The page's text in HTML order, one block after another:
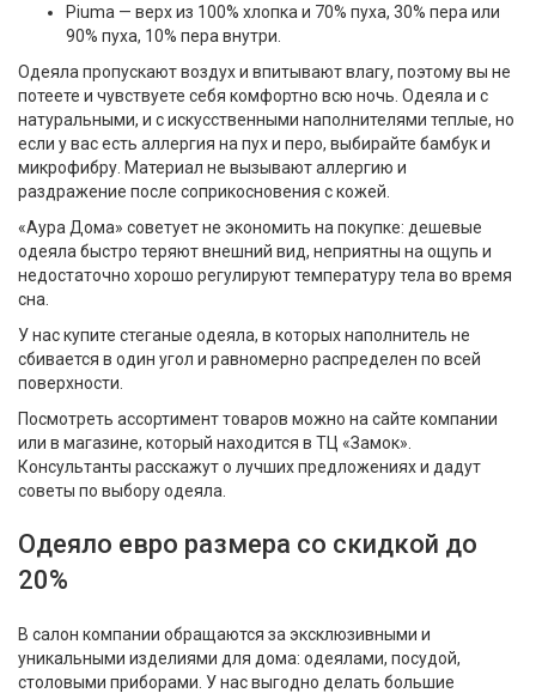
Piuma — верх из 100% хлопка и 70% пуха, 30% пера или
90% пуха, 10% пера внутри.
Одеяла пропускают воздух и впитывают влагу, поэтому вы не
потеете и чувствуете себя комфортно всю ночь. Одеяла и с
натуральными, и с искусственными наполнителями теплые, но
если у вас есть аллергия на пух и перо, выбирайте бамбук и
микрофибру. Материал не вызывают аллергию и
раздражение после соприкосновения с кожей.
«Аура Дома» советует не экономить на покупке: дешевые
одеяла быстро теряют внешний вид, неприятны на ощупь и
недостаточно хорошо регулируют температуру тела во время
сна.
У нас купите стеганые одеяла, в которых наполнитель не
сбивается в один угол и равномерно распределен по всей
поверхности.
Посмотреть ассортимент товаров можно на сайте компании
или в магазине, который находится в ТЦ «Замок».
Консультанты расскажут о лучших предложениях и дадут
советы по выбору одеяла.
Одеяло евро размера со скидкой до
20%
В салон компании обращаются за эксклюзивными и
уникальными изделиями для дома: одеялами, посудой,
столовыми приборами. У нас выгодно делать большие